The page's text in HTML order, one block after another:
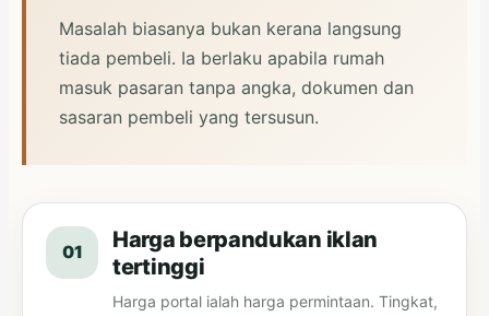
Masalah biasanya bukan kerana langsung
tiada pembeli. Ia berlaku apabila rumah
masuk pasaran tanpa angka, dokumen dan
sasaran pembeli yang tersusun.
01
Harga berpandukan iklan
tertinggi
Harga portal ialah harga permintaan. Tingkat,